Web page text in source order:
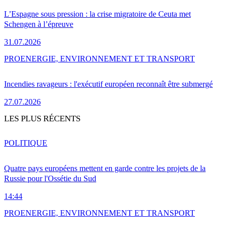
L’Espagne sous pression : la crise migratoire de Ceuta met
Schengen à l’épreuve
31.07.2026
Incendies ravageurs : l'exécutif européen reconnaît être submergé
27.07.2026
PROENERGIE, ENVIRONNEMENT ET TRANSPORT
LES PLUS RÉCENTS
Quatre pays européens mettent en garde contre les projets de la
Russie pour l'Ossétie du Sud
14:44
POLITIQUE
PROENERGIE, ENVIRONNEMENT ET TRANSPORT